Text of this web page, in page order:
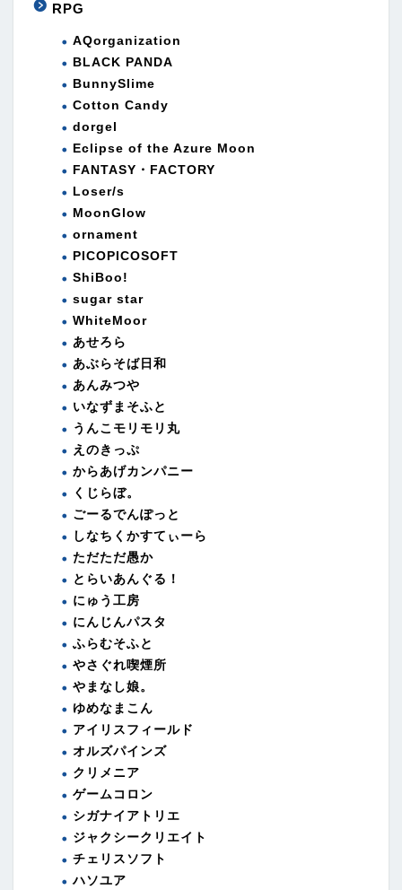
RPG
AQorganization
BLACK PANDA
BunnySlime
Cotton Candy
dorgel
Eclipse of the Azure Moon
FANTASY・FACTORY
Loser/s
MoonGlow
ornament
PICOPICOSOFT
ShiBoo!
sugar star
WhiteMoor
あせろら
あぶらそば日和
あんみつや
いなずまそふと
うんこモリモリ丸
えのきっぷ
からあげカンパニー
くじらぼ。
ごーるでんぽっと
しなちくかすてぃーら
ただただ愚か
とらいあんぐる！
にゅう工房
にんじんパスタ
ふらむそふと
やさぐれ喫煙所
やまなし娘。
ゆめなまこん
アイリスフィールド
オルズパインズ
クリメニア
ゲームコロン
シガナイアトリエ
ジャクシークリエイト
チェリスソフト
ハソユア